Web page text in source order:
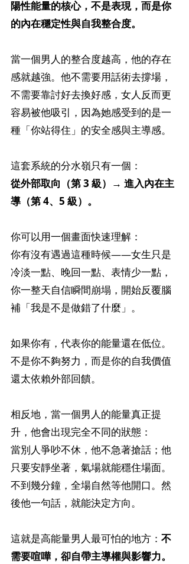
陽性能量的核心，不是表現，而是你
的內在穩定性與自我整合度。
當一個男人的整合度越高，他的存在
感就越強。他不需要用話術去撐場，
不需要靠討好去換好感，女人反而更
容易被他吸引，因為她感受到的是一
種「你站得住」的安全感與主導感。
這套系統的分水嶺只有一個：
從外部取向（第 3 級）→ 進入內在主
導（第 4、5 級）。
你可以用一個畫面快速理解：
你有沒有遇過這種時候——女生只是
冷淡一點、晚回一點、表情少一點，
你一整天自信瞬間崩塌，開始反覆腦
補「我是不是做錯了什麼」。
如果你有，代表你的能量還在低位。
不是你不夠努力，而是你的自我價值
還太依賴外部回饋。
相反地，當一個男人的能量真正提
升，他會出現完全不同的狀態：
當別人爭吵不休，他不急著搶話；他
只要安靜坐著，氣場就能穩住場面。
不到幾分鐘，全場自然等他開口。然
後他一句話，就能決定方向。
這就是高能量男人最可怕的地方： 不
需要喧嘩，卻自帶主導權與影響力。